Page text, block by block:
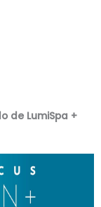
de LumiSpa +